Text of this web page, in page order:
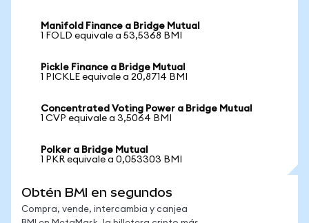
Manifold Finance a Bridge Mutual
1 FOLD equivale a 53,5368 BMI
Pickle Finance a Bridge Mutual
1 PICKLE equivale a 20,8714 BMI
Concentrated Voting Power a Bridge Mutual
1 CVP equivale a 3,5064 BMI
Polker a Bridge Mutual
1 PKR equivale a 0,053303 BMI
Obtén BMI en segundos
Compra, vende, intercambia y canjea